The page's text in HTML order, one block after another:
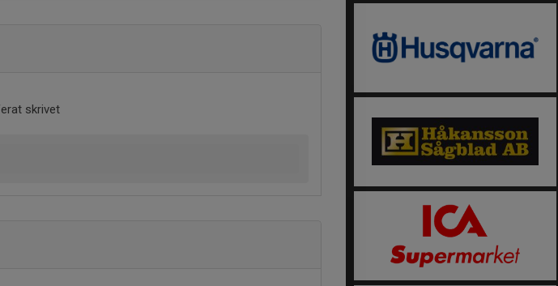
skrivet